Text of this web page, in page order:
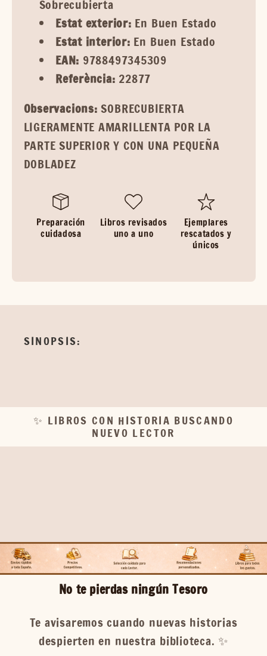
Sobrecubierta
Estat exterior: En Buen Estado
Estat interior: En Buen Estado
EAN: 9788497345309
Referència: 22877
Observacions: SOBRECUBIERTA
LIGERAMENTE AMARILLENTA POR LA
PARTE SUPERIOR Y CON UNA PEQUEÑA
DOBLADEZ
Preparación
cuidadosa
Libros revisados
uno a uno
Ejemplares
rescatados y
únicos
SINOPSIS:
✨ LIBROS CON HISTORIA BUSCANDO
NUEVO LECTOR
No te pierdas ningún Tesoro
Te avisaremos cuando nuevas historias
despierten en nuestra biblioteca. ✨️